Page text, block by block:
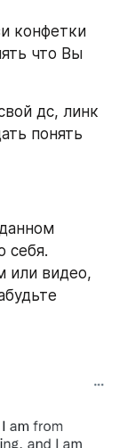
конфетки
что Вы
дс, линк
понять
себя.
или видео,